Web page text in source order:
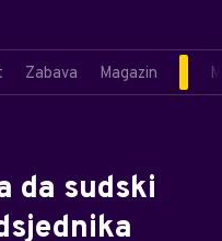
Zabava Magazin
da sudski